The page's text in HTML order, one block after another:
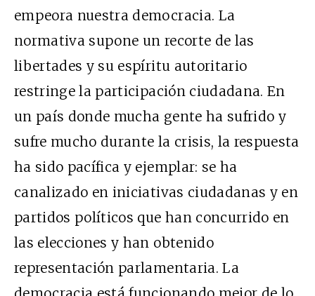
empeora nuestra democracia. La
normativa supone un recorte de las
libertades y su espíritu autoritario
restringe la participación ciudadana. En
un país donde mucha gente ha sufrido y
sufre mucho durante la crisis, la respuesta
ha sido pacífica y ejemplar: se ha
canalizado en iniciativas ciudadanas y en
partidos políticos que han concurrido en
las elecciones y han obtenido
representación parlamentaria. La